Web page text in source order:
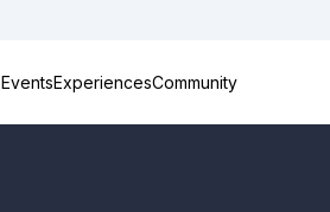
EventsExperiencesCommunity